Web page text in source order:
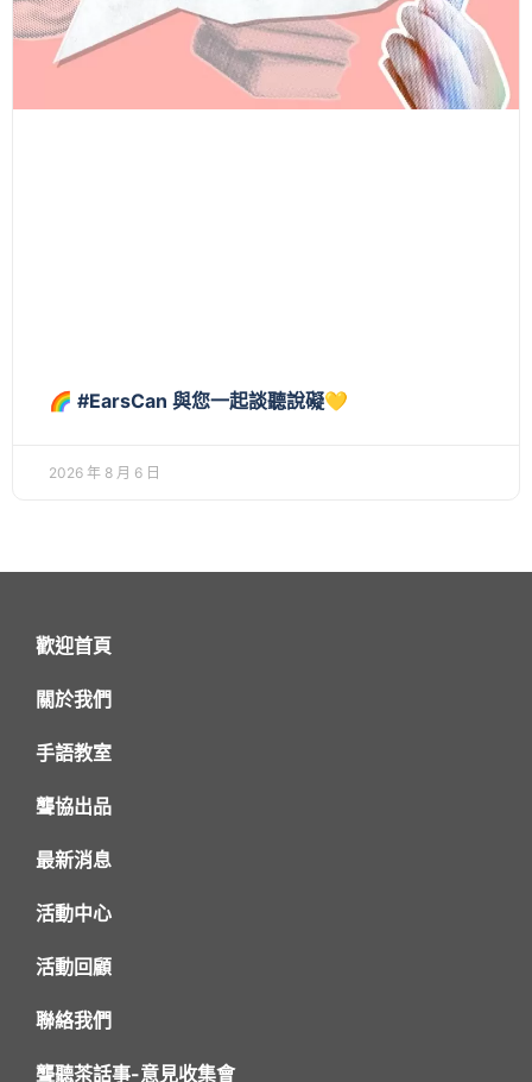
🌈 #EarsCan 與您一起談聽說礙💛
2026 年 8 月 6 日
歡迎首頁
關於我們
手語教室
聾協出品
最新消息
活動中心
活動回顧
聯絡我們
聾聽茶話事-意見收集會